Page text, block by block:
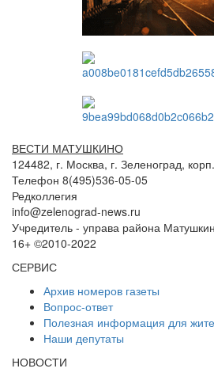
ВЕСТИ МАТУШКИНО
124482, г. Москва, г. Зеленоград,
Телефон 8(495)536-05-05
Редколлегия
info@zelenograd-news.ru
Учредитель - управа района
16+ ©2010-2022
СЕРВИС
Архив номеров газеты
Вопрос-ответ
Полезная информация для
Наши депутаты
НОВОСТИ